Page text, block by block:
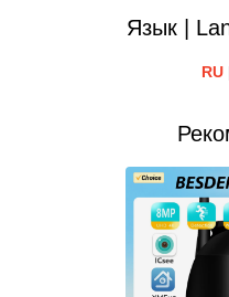
Язык |
RU